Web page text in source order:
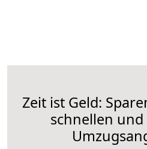
Zeit ist Geld:
schnellen und